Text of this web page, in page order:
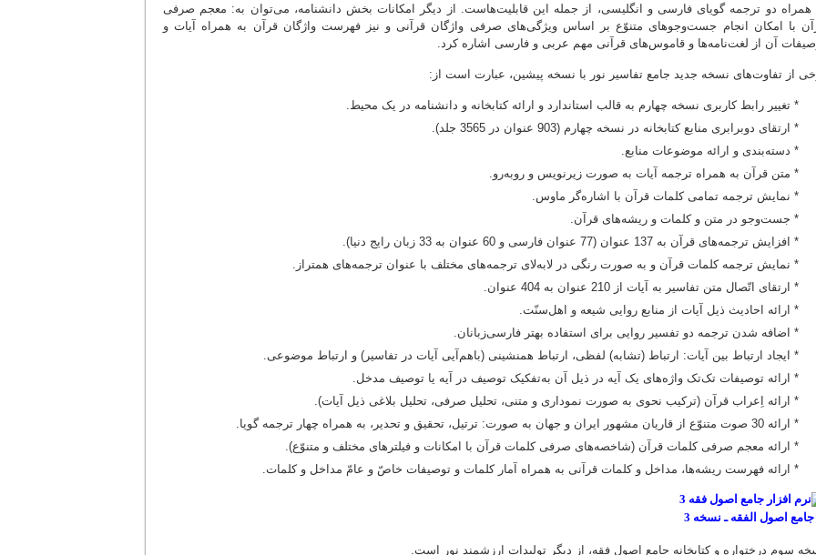
همراه دو ترجمه گویای فارسی و انگلیسی، از جمله این قابلیت‌هاست. از دیگر امکانات بخش دانشنامه، می‌توان به: معجم صرفی
با امکان انجام جست‌وجوهای متنوّع بر اساس ویژگی‌های صرفی واژگان قرآنی و نیز فهرست واژگان قرآن به همراه آیات و
آن از لغت‌نامه‌ها و قاموس‌های قرآنی مهم عربی و فارسی اشاره کرد.
از تفاوت‌های نسخه جدید جامع تفاسیر نور با نسخه پیشین، عبارت است از:
* تغییر رابط کاربری نسخه چهارم به قالب استاندارد و ارائه کتابخانه و دانشنامه در یک محیط.
* ارتقای دوبرابری منابع کتابخانه در نسخه چهارم (903 عنوان در 3565 جلد).
* دسته‌بندی و ارائه موضوعات منابع.
* متن قرآن به همراه ترجمه آیات به صورت زیرنویس و روبه‌رو.
* نمایش ترجمه تمامی کلمات قرآن با اشاره‌گر ماوس.
* جست‌وجو در متن و کلمات و ریشه‌های قرآن.
* افزایش ترجمه‌های قرآن به 137 عنوان (77 عنوان فارسی و 60 عنوان به 33 زبان رایج دنیا).
* نمایش ترجمه کلمات قرآن و به صورت رنگی در لابه‌لای ترجمه‌های مختلف با عنوان ترجمه‌های همتراز.
* ارتقای اتّصال متن تفاسیر به آیات از 210 عنوان به 404 عنوان.
* ارائه احادیث ذیل آیات از منابع روایی شیعه و اهل‌سنّت.
* اضافه شدن ترجمه دو تفسیر روایی برای استفاده بهتر فارسی‌زبانان.
* ایجاد ارتباط بین آیات: ارتباط (تشابه) لفظی، ارتباط همنشینی (باهم‌آیی آیات در تفاسیر) و ارتباط موضوعی.
* ارائه توصیفات تک‌تک واژه‌های یک آیه در ذیل آن به‌تفکیک توصیف در آیه یا توصیف مدخل.
* ارائه اِعراب قرآن (ترکیب نحوی به صورت نموداری و متنی، تحلیل صرفی، تحلیل بلاغی ذیل آیات).
* ارائه 30 صوت متنوّع از قاریان مشهور ایران و جهان به صورت: ترتیل، تحقیق و تحدیر، به همراه چهار ترجمه گویا.
* ارائه معجم صرفی کلمات قرآن (شاخصه‌های صرفی کلمات قرآن با امکانات و فیلترهای مختلف و متنوّع).
* ارائه فهرست ریشه‌ها، مداخل و کلمات قرآنی به همراه آمار کلمات و توصیفات خاصّ و عامّ مداخل و کلمات.
سوم درختواره و کتابخانه جامع اصول فقه، از دیگر تولیدات ارزشمند نور است.